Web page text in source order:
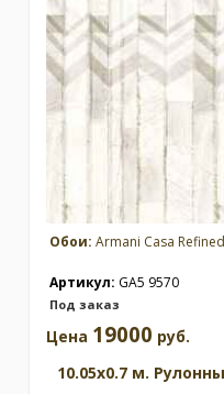
Обои: Armani Casa
Артикул: GA5 9570
Под заказ
Цена 19000 руб.
10.05x0.7 м.